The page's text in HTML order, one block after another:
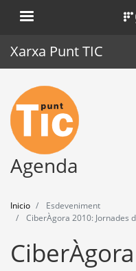
.
Xarxa Punt TIC
Inicio
Punt TIC
Actualidad
Formación
Herramientas
Agenda
Inicio
Esdeveniment
CiberÀgora 2010: Jornades